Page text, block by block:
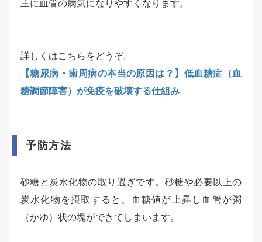
主に血管の病気になりやすくなります。
詳しくはこちらをどうぞ。
【糖尿病・歯周病の本当の原因は？】低血糖症（血
糖調節障害）が免疫を破壊する仕組み
予防方法
砂糖と炭水化物の取り過ぎです。砂糖や必要以上の
炭水化物を摂取すると、血糖値が上昇し血管が粥
（かゆ）状の塊ができてしまいます。